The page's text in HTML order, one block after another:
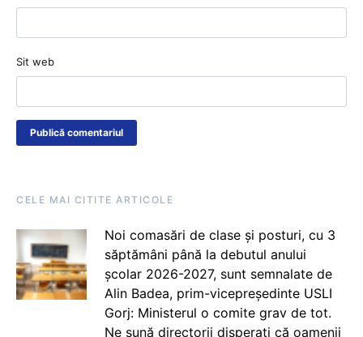
Sit web
CELE MAI CITITE ARTICOLE
Noi comasări de clase și posturi, cu 3
săptămâni până la debutul anului
școlar 2026-2027, sunt semnalate de
Alin Badea, prim-vicepreședinte USLI
Gorj: Ministerul o comite grav de tot.
Ne sună directorii disperați că oamenii